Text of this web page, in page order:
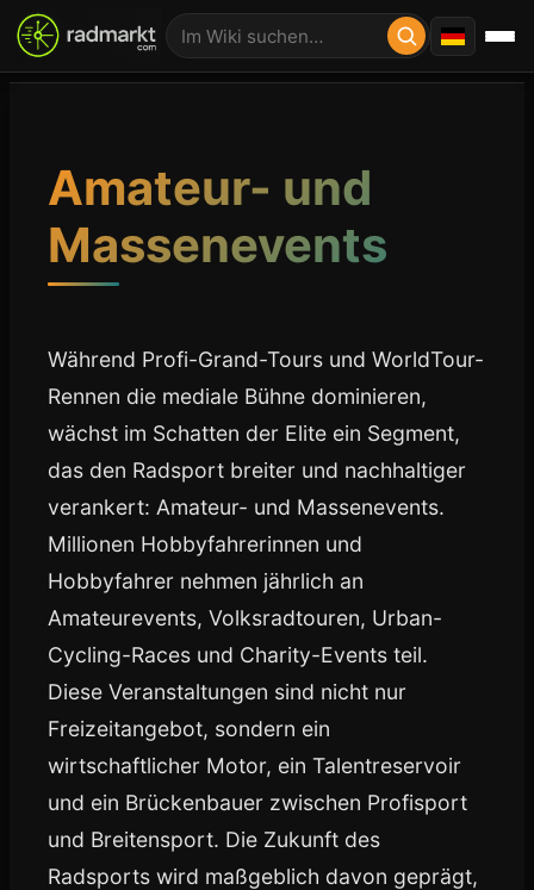
Amateur- und
Massenevents
Während Profi-Grand-Tours und WorldTour-
Rennen die mediale Bühne dominieren,
wächst im Schatten der Elite ein Segment,
das den Radsport breiter und nachhaltiger
verankert: Amateur- und Massenevents.
Millionen Hobbyfahrerinnen und
Hobbyfahrer nehmen jährlich an
Amateurevents, Volksradtouren, Urban-
Cycling-Races und Charity-Events teil.
Diese Veranstaltungen sind nicht nur
Freizeitangebot, sondern ein
wirtschaftlicher Motor, ein Talentreservoir
und ein Brückenbauer zwischen Profisport
und Breitensport. Die Zukunft des
Radsports wird maßgeblich davon geprägt,